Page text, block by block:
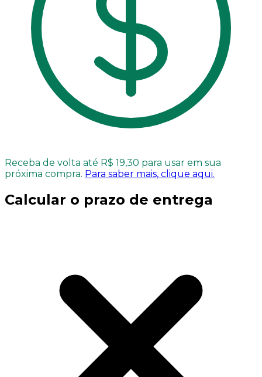
Receba de volta até R$ 19,30 para usar em sua
próxima compra. Para saber mais, clique aqui.
Calcular o prazo de entrega